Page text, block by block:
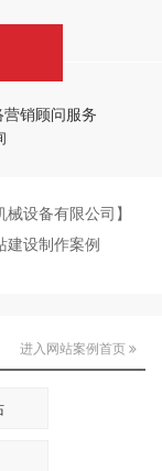
销顾问服务
设备有限公司】
建设制作案例
进入网站案例首页